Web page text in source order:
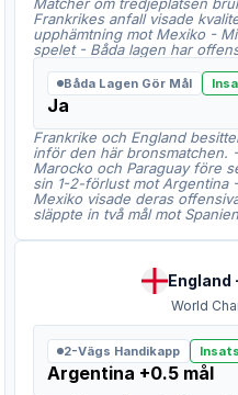
Frankrikes anfall visade
upphämtning mot Mexiko -
spelet - Båda lagen har
Båda Lagen Gör Mål
Ja
Frankrike och England
inför den här bronsmatchen.
Marocko och Paraguay före
sin 1-2-förlust mot Argentina
Mexiko visade deras
släppte in två mål mot
England
World
2-Vägs Handikapp Insats
Argentina +0.5 mål